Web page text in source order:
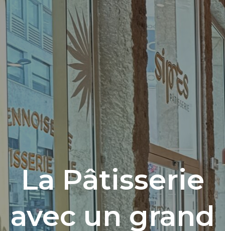
La Pâtisserie
avec un grand
QUI
CONTACT
Siprès Pâtisserie
39 Rue de
Ouvert du mardi
De 7h30 à 19h30
Tram T1 – Arrêt